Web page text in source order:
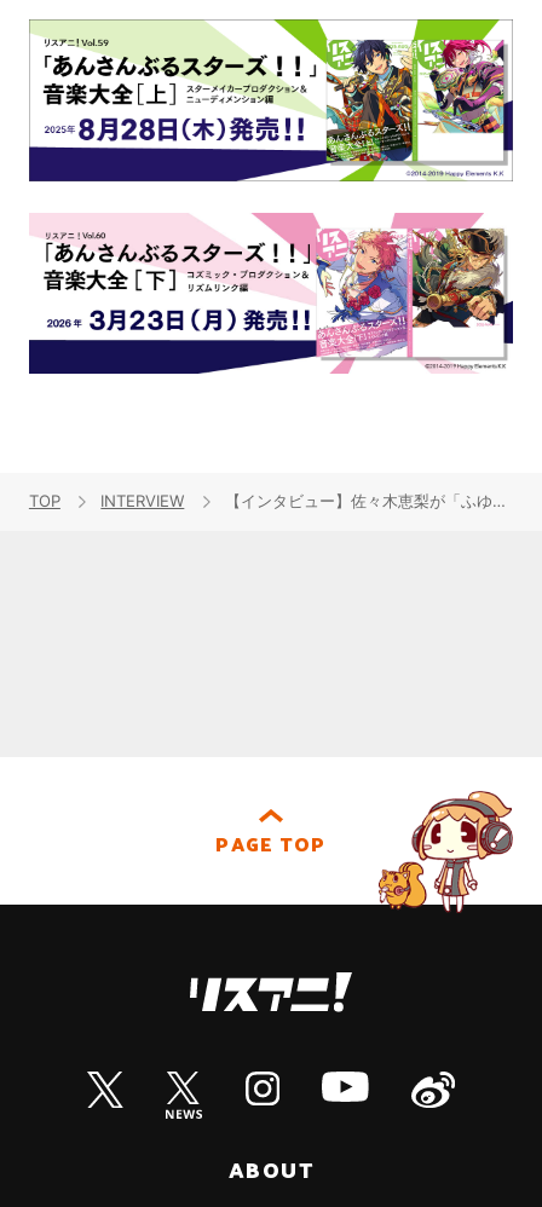
TOP INTERVIEW 【インタビュー】佐々木恵梨が「ふゆびより」「はるのとなり」「ロッホと旅人」を経て描き出す、映画『ゆるキャン△』EDテーマ「ミモザ」――今作ならではの“らしさ”と 『ゆるキャン△』が教えてくれたものとは？
PAGE TOP
ABOUT